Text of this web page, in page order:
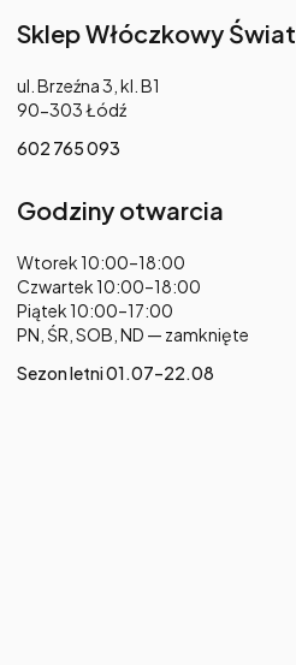
Sklep Włóczkowy Świat
Adres:
ul. Brzeźna 3, kl. B1
90-303 Łódź
602 765 093
Godziny otwarcia
Adres:
Wtorek 10:00–18:00
Czwartek 10:00–18:00
Piątek 10:00–17:00
PN, ŚR, SOB, ND — zamknięte
Sezon letni 01.07–22.08